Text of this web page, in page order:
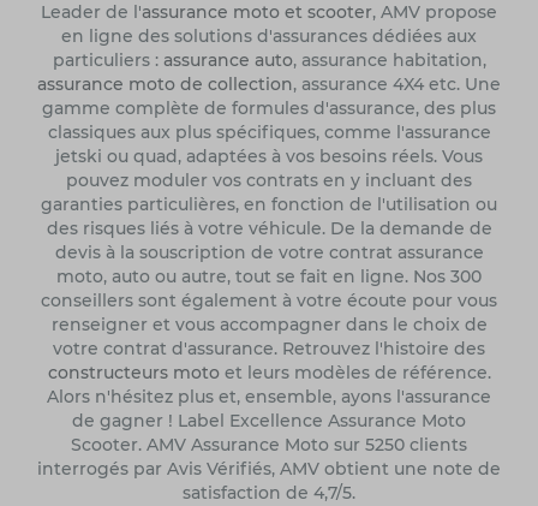
Leader de l'assurance moto et scooter, AMV propose
en ligne des solutions d'assurances dédiées aux
particuliers : assurance auto, assurance habitation,
assurance moto de collection, assurance 4X4 etc. Une
gamme complète de formules d'assurance, des plus
classiques aux plus spécifiques, comme l'assurance
jetski ou quad, adaptées à vos besoins réels. Vous
pouvez moduler vos contrats en y incluant des
garanties particulières, en fonction de l'utilisation ou
des risques liés à votre véhicule. De la demande de
devis à la souscription de votre contrat assurance
moto, auto ou autre, tout se fait en ligne. Nos 300
conseillers sont également à votre écoute pour vous
renseigner et vous accompagner dans le choix de
votre contrat d'assurance. Retrouvez l'histoire des
constructeurs motoet leurs modèles de référence.
Alors n'hésitez plus et, ensemble, ayons l'assurance
de gagner ! Label Excellence Assurance Moto
Scooter. AMV Assurance Moto sur 5250 clients
interrogés par Avis Vérifiés, AMV obtient une note de
satisfaction de 4,7/5.